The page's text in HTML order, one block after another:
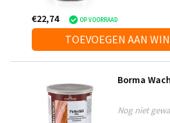
€22,74 OP VOORRAAD
TOEVOEGEN AAN
Borma
Nog niet